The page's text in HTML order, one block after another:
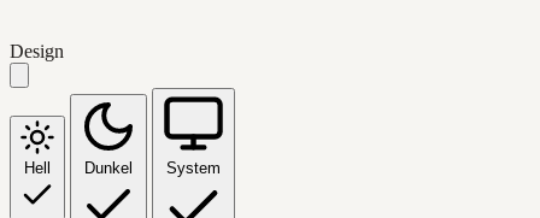
Design
Hell Dunkel System